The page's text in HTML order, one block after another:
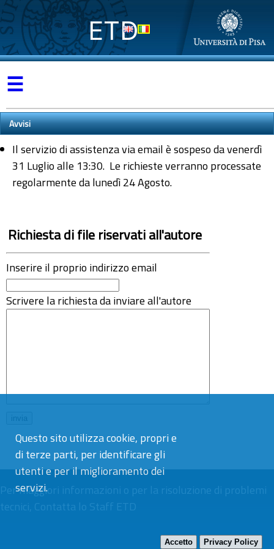
Questo sito utilizza cookie, propri e
di terze parti, per identificare gli
utenti e per il miglioramento dei
servizi.
Accetto Privacy Policy
ETD
☰
Avvisi
Il servizio di assistenza via email è sospeso da venerdì
31 Luglio alle 13:30. Le richieste verranno processate
regolarmente da lunedì 24 Agosto.
Richiesta di file riservati all'autore
Inserire il proprio indirizzo email
Scrivere la richiesta da inviare all'autore
Per maggiori informazioni o per la risoluzione di problemi
tecnici, Contatta lo Staff ETD